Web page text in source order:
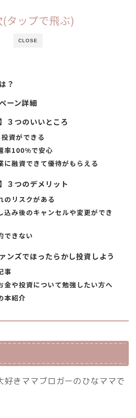
CLOSE
(タップで飛ぶ)
？
ーン詳細
３つのいいところ
資ができる
率100%で安心
に融資できて優待がもらえる
３つのデメリット
リスクがある
み後のキャンセルや変更ができ
できない
ンズでほったらかし投資しよう
事
金や投資について勉強したい方へ
本紹介
好きママブロガーのひなママで